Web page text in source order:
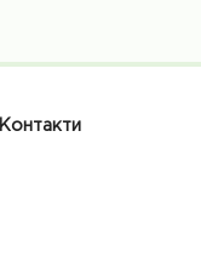
Контакти